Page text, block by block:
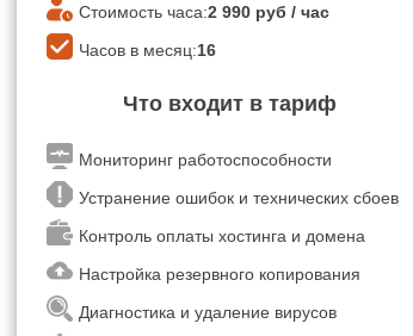
Стоимость часа:2 990 руб / час
Часов в месяц:16
Что входит в тариф
Мониторинг работоспособности
Устранение ошибок и технических сбоев
Контроль оплаты хостинга и домена
Настройка резервного копирования
Диагностика и удаление вирусов